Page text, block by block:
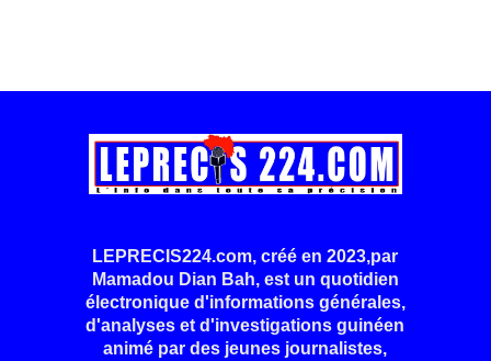
LEPRECIS224.com, créé en 2023,par
Mamadou Dian Bah, est un quotidien
électronique d'informations générales,
d'analyses et d'investigations guinéen
animé par des jeunes journalistes,